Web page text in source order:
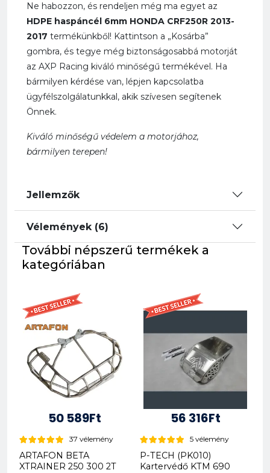
Ne habozzon, és rendeljen még ma egyet az
HDPE haspáncél 6mm HONDA CRF250R 2013-
2017 termékünkből! Kattintson a „Kosárba”
gombra, és tegye még biztonságosabbá motorját
az AXP Racing kiváló minőségű termékével. Ha
bármilyen kérdése van, lépjen kapcsolatba
ügyfélszolgálatunkkal, akik szívesen segítenek
Önnek.
Kiváló minőségű védelem a motorjához,
bármilyen terepen!
Jellemzők
Vélemények (6)
További népszerű termékek a
kategóriában
50 589Ft
37 vélemény
ARTAFON BETA
XTRAINER 250 300 2T
56 316Ft
5 vélemény
P-TECH (PK010)
Kartervédő KTM 690